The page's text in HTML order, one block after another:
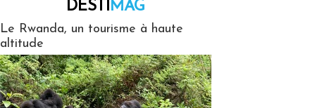
DESTIMAG
Le Rwanda, un tourisme à haute
altitude